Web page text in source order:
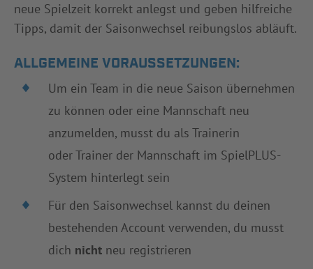
neue Spielzeit korrekt anlegst und geben hilfreiche
Tipps, damit der Saisonwechsel reibungslos abläuft.
ALLGEMEINE VORAUSSETZUNGEN:
Um ein Team in die neue Saison übernehmen
zu können oder eine Mannschaft neu
anzumelden, musst du als Trainerin
oder Trainer der Mannschaft im SpielPLUS-
System hinterlegt sein
Für den Saisonwechsel kannst du deinen
bestehenden Account verwenden, du musst
dich nicht neu registrieren